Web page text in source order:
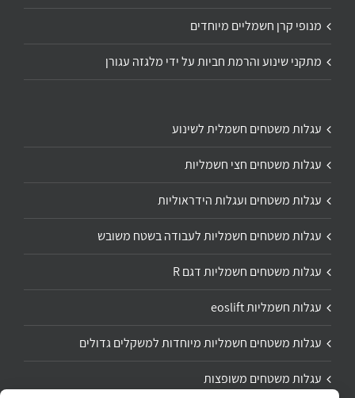
מנופי קרן חשמליים מיוחדים
מתקני שינוע והרמת חביות על ידי מלגזה עגורן
עגלות משטחים חשמלית לשינוע
עגלות משטחים חצי חשמליות
עגלות משטחים ועגלות הידראוליות
עגלות משטחים חשמליות לעבודה בשטח משובש
עגלות משטחים חשמליות דגם R
עגלות חשמליות eoslift
עגלות משטחים חשמליות מיוחדות למשקלים גדולים
עגלות משטחים משופצות